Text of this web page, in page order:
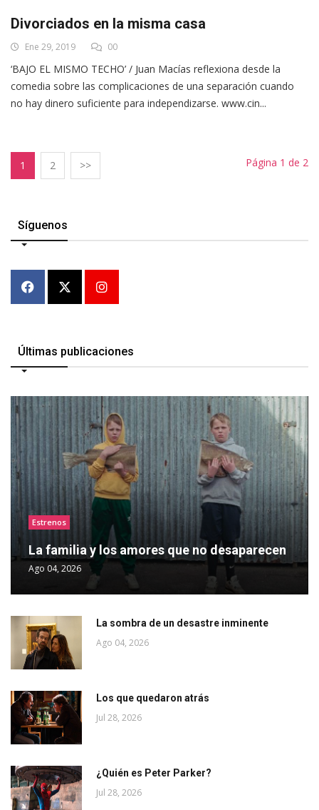
Divorciados en la misma casa
Ene 29, 2019 00
‘BAJO EL MISMO TECHO’ / Juan Macías reflexiona desde la
comedia sobre las complicaciones de una separación cuando
no hay dinero suficiente para independizarse. www.cin...
1 2 >> Página 1 de 2
Síguenos
Últimas publicaciones
Estrenos
La familia y los amores que no desaparecen
Ago 04, 2026
La sombra de un desastre inminente
Ago 04, 2026
Los que quedaron atrás
Jul 28, 2026
¿Quién es Peter Parker?
Jul 28, 2026